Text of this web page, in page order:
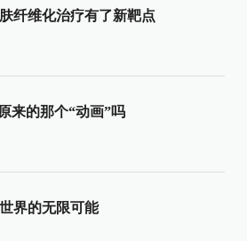
纤维化治疗有了新靶点
来的那个“动画”吗
界的无限可能